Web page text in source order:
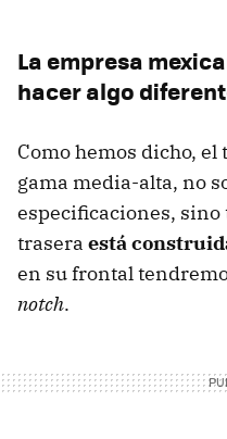
La empresa
hacer algo
Como hemos dicho,
gama media-alta, no
especificaciones,
trasera está
en su frontal
notch.